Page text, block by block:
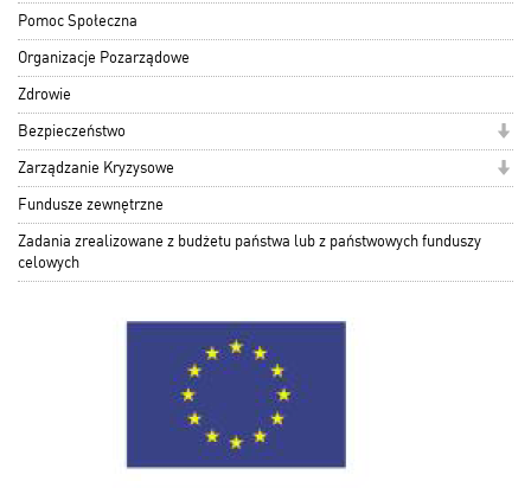
Pomoc Społeczna
Organizacje Pozarządowe
Zdrowie
Bezpieczeństwo
Zarządzanie Kryzysowe
Fundusze zewnętrzne
Zadania zrealizowane z budżetu państwa lub z państwowych funduszy
celowych